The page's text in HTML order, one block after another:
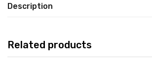
Description
Related products